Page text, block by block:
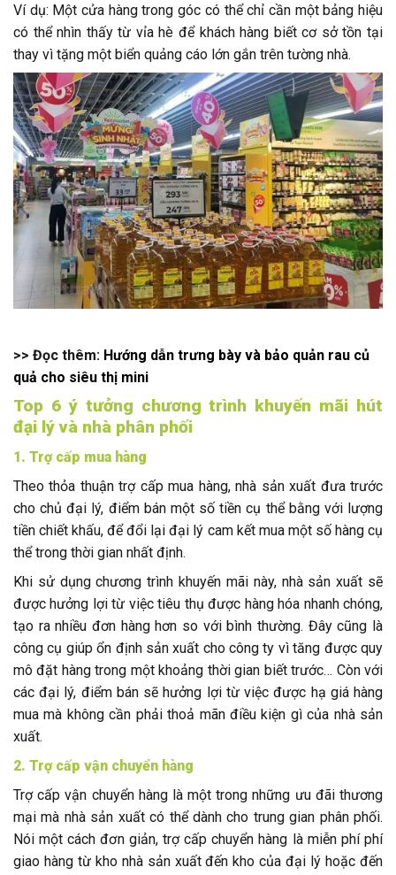
Ví dụ: Một cửa hàng trong góc có thể chỉ cần một bảng hiệu
có thể nhìn thấy từ vỉa hè để khách hàng biết cơ sở tồn tại
thay vì tặng một biển quảng cáo lớn gắn trên tường nhà.
>> Đọc thêm: Hướng dẫn trưng bày và bảo quản rau củ
quả cho siêu thị mini
Top 6 ý tưởng chương trình khuyến mãi hút
đại lý và nhà phân phối
1. Trợ cấp mua hàng
Theo thỏa thuận trợ cấp mua hàng, nhà sản xuất đưa trước
cho chủ đại lý, điểm bán một số tiền cụ thể bằng với lượng
tiền chiết khấu, để đổi lại đại lý cam kết mua một số hàng cụ
thể trong thời gian nhất định.
Khi sử dụng chương trình khuyến mãi này, nhà sản xuất sẽ
được hưởng lợi từ việc tiêu thụ được hàng hóa nhanh chóng,
tạo ra nhiều đơn hàng hơn so với bình thường. Đây cũng là
công cụ giúp ổn định sản xuất cho công ty vì tăng được quy
mô đặt hàng trong một khoảng thời gian biết trước… Còn với
các đại lý, điểm bán sẽ hưởng lợi từ việc được hạ giá hàng
mua mà không cần phải thoả mãn điều kiện gì của nhà sản
xuất.
2. Trợ cấp vận chuyển hàng
Trợ cấp vận chuyển hàng là một trong những ưu đãi thương
mại mà nhà sản xuất có thể dành cho trung gian phân phối.
Nói một cách đơn giản, trợ cấp chuyển hàng là miễn phí phí
giao hàng từ kho nhà sản xuất đến kho của đại lý hoặc đến